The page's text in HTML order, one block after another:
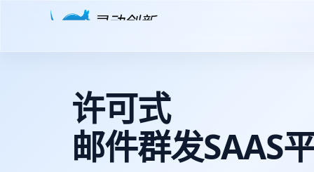
许可式
邮件群发SAAS